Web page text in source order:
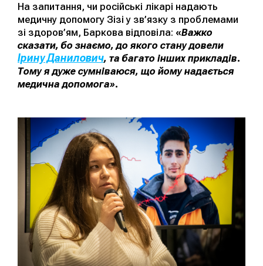
На запитання, чи російські лікарі надають
медичну допомогу Зізі у зв’язку з проблемами
зі здоров’ям, Баркова відповіла: «Важко
сказати, бо знаємо, до якого стану довели
Ірину Данилович, та багато інших прикладів.
Тому я дуже сумніваюся, що йому надається
медична допомога».